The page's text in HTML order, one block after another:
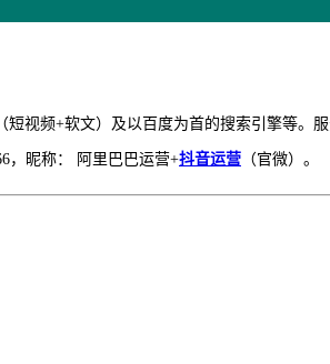
短视频+软文）及以百度为首的搜索引擎等
，昵称： 阿里巴巴运营+抖音运营 （官微）。